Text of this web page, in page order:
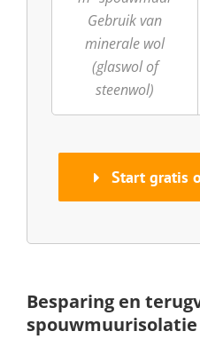
Gebruik van
minerale wol
(glaswol of
steenwol)
Start gratis
Besparing en
spouwmuurisolatie